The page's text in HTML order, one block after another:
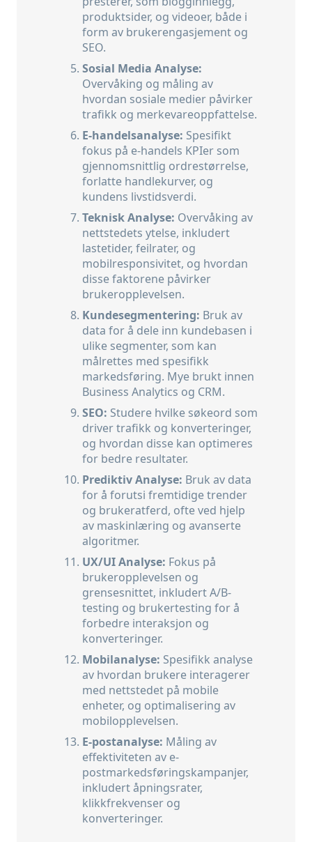
produktsider, og videoer, både i
form av brukerengasjement og
SEO.
Sosial Media Analyse:
Overvåking og måling av
hvordan sosiale medier påvirker
trafikk og merkevareoppfattelse.
E-handelsanalyse: Spesifikt
fokus på e-handels KPIer som
gjennomsnittlig ordrestørrelse,
forlatte handlekurver, og
kundens livstidsverdi.
Teknisk Analyse: Overvåking av
nettstedets ytelse, inkludert
lastetider, feilrater, og
mobilresponsivitet, og hvordan
disse faktorene påvirker
brukeropplevelsen.
Kundesegmentering: Bruk av
data for å dele inn kundebasen i
ulike segmenter, som kan
målrettes med spesifikk
markedsføring. Mye brukt innen
Business Analytics og CRM.
SEO: Studere hvilke søkeord som
driver trafikk og konverteringer,
og hvordan disse kan optimeres
for bedre resultater.
Prediktiv Analyse: Bruk av data
for å forutsi fremtidige trender
og brukeratferd, ofte ved hjelp
av maskinlæring og avanserte
algoritmer.
UX/UI Analyse: Fokus på
brukeropplevelsen og
grensesnittet, inkludert A/B-
testing og brukertesting for å
forbedre interaksjon og
konverteringer.
Mobilanalyse: Spesifikk analyse
av hvordan brukere interagerer
med nettstedet på mobile
enheter, og optimalisering av
mobilopplevelsen.
E-postanalyse: Måling av
effektiviteten av e-
postmarkedsføringskampanjer,
inkludert åpningsrater,
klikkfrekvenser og
konverteringer.